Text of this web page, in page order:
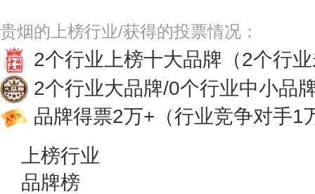
贵烟的上榜行业/获得的投票情况：
2个行业上榜十大品牌 （2个行
2个行业大品牌/0个行业中小品
品牌得票2万+ （行业竞争对手1
上榜行业
品牌榜